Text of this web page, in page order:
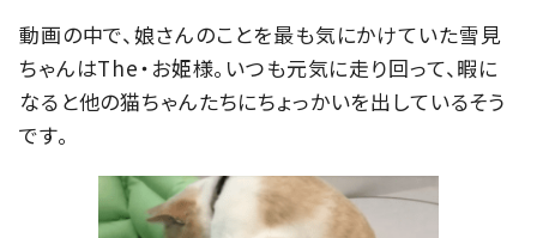
動画の中で、娘さんのことを最も気にかけていた雪見
ちゃんはThe・お姫様。いつも元気に走り回って、暇に
なると他の猫ちゃんたちにちょっかいを出しているそう
です。